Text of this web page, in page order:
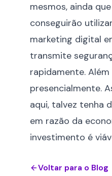
mesmos, ainda
conseguirão
marketing digital
transmite
rapidamente.
presencialmente.
aqui, talvez tenha
em razão da
investimento é
Voltar para o Blog